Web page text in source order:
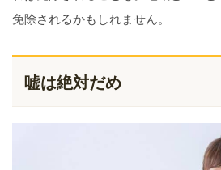
免除されるかもしれません。
嘘は絶対だめ